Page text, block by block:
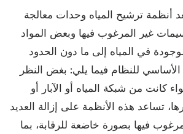
أنظمة ترشيح المياه وحدات معالجة
غير المرغوب فيها وبعض المواد
في المياه إلى ما دون الحدود
الأساسي للنظام فيما يلي: بغض النظر
كانت من شبكة المياه أو الآبار أو
تساعد هذه الأنظمة على إزالة العديد
فيها بصورة خاضعة للرقابة، بما